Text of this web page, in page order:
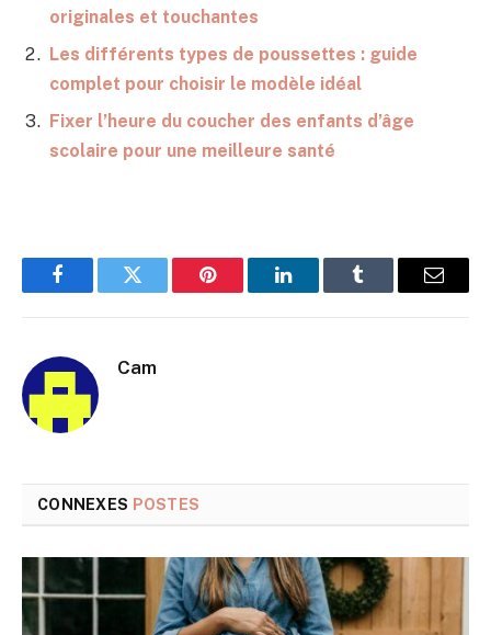
originales et touchantes
Les différents types de poussettes : guide
complet pour choisir le modèle idéal
Fixer l’heure du coucher des enfants d’âge
scolaire pour une meilleure santé
FacebookTwitter Pinterest LinkedInTumblr
E-
Cam
CONNEXES POSTES